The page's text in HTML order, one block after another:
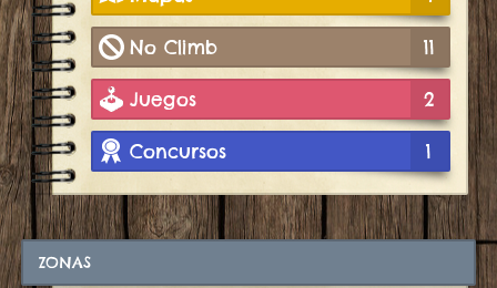
No Climb 11
Juegos 2
Concursos 1
ZONAS